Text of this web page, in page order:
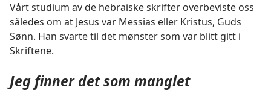
Vårt studium av de hebraiske skrifter overbeviste oss
således om at Jesus var Messias eller Kristus, Guds
Sønn. Han svarte til det mønster som var blitt gitt i
Skriftene.
Jeg finner det som manglet